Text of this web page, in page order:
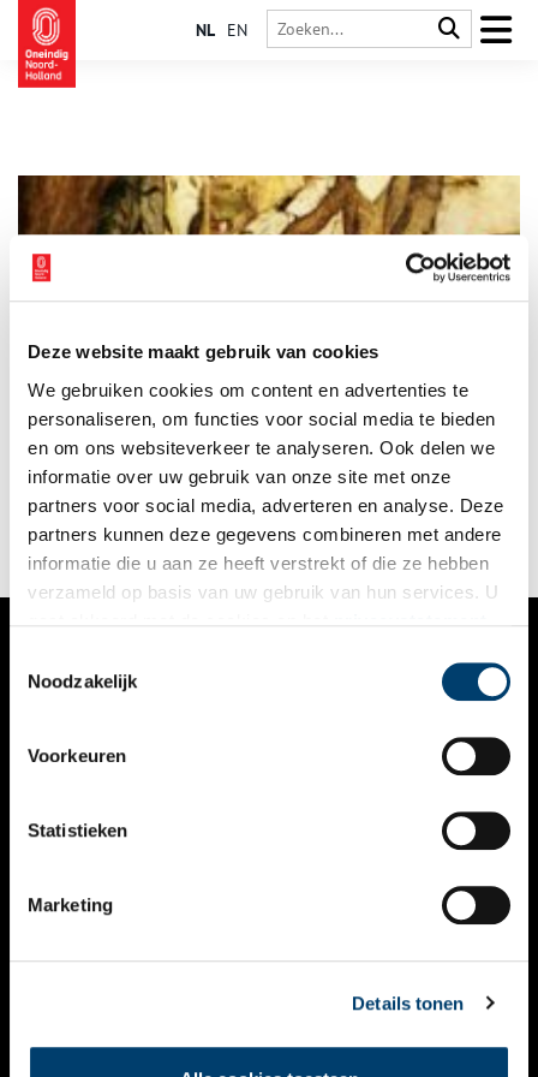
Deze website maakt gebruik van cookies
We gebruiken cookies om content en advertenties te
personaliseren, om functies voor social media te bieden
en om ons websiteverkeer te analyseren. Ook delen we
informatie over uw gebruik van onze site met onze
partners voor social media, adverteren en analyse. Deze
partners kunnen deze gegevens combineren met andere
informatie die u aan ze heeft verstrekt of die ze hebben
verzameld op basis van uw gebruik van hun services. U
Noodzakelijk
Voorkeuren
Statistieken
Marketing
Details tonen
NL EN
van Kerst
De Haarlemse schrijver Godfried Bomans, meester van de
ironie, is altijd een warm pleitbezorger geweest van het werk
van zijn wereldberoemde Engelse collega Charles Dickens. Hij
werkte niet alleen aan vertalingen mee, die via de Prisma-
edities een grote verspreiding kregen, maar richtte ook de
Haarlem Branch op van het illustere The International Dickens
VERHALEN
KALENDER
THEMA’S
VIDEO’S
CONTACT